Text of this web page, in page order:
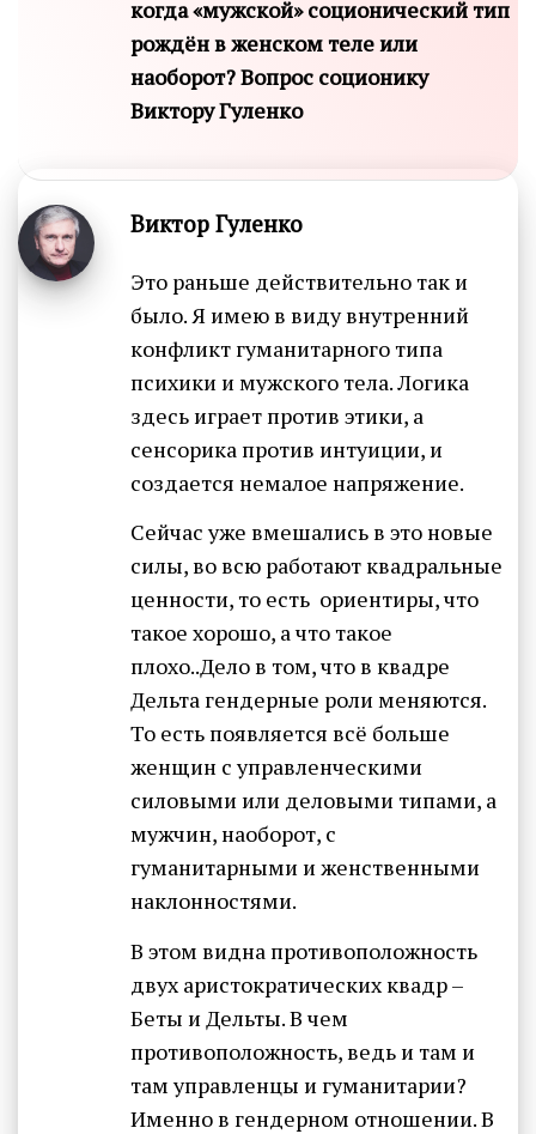
когда «мужской» соционический тип
рождён в женском теле или
наоборот? Вопрос соционику
Виктору Гуленко
Виктор Гуленко
Это раньше действительно так и
было. Я имею в виду внутренний
конфликт гуманитарного типа
психики и мужского тела. Логика
здесь играет против этики, а
сенсорика против интуиции, и
создается немалое напряжение.
Сейчас уже вмешались в это новые
силы, во всю работают квадральные
ценности, то есть ориентиры, что
такое хорошо, а что такое
плохо..Дело в том, что в квадре
Дельта гендерные роли меняются.
То есть появляется всё больше
женщин с управленческими
силовыми или деловыми типами, а
мужчин, наоборот, с
гуманитарными и женственными
наклонностями.
В этом видна противоположность
двух аристократических квадр –
Беты и Дельты. В чем
противоположность, ведь и там и
там управленцы и гуманитарии?
Именно в гендерном отношении. В